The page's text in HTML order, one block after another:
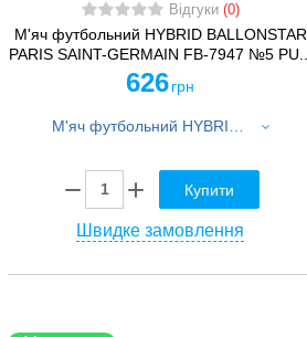
Відгуки (0)
М'яч футбольний HYBRID BALLONSTAR
PARIS SAINT-GERMAIN FB-7947 ​​№5 PU...
626 грн
Купити
Швидке замовлення